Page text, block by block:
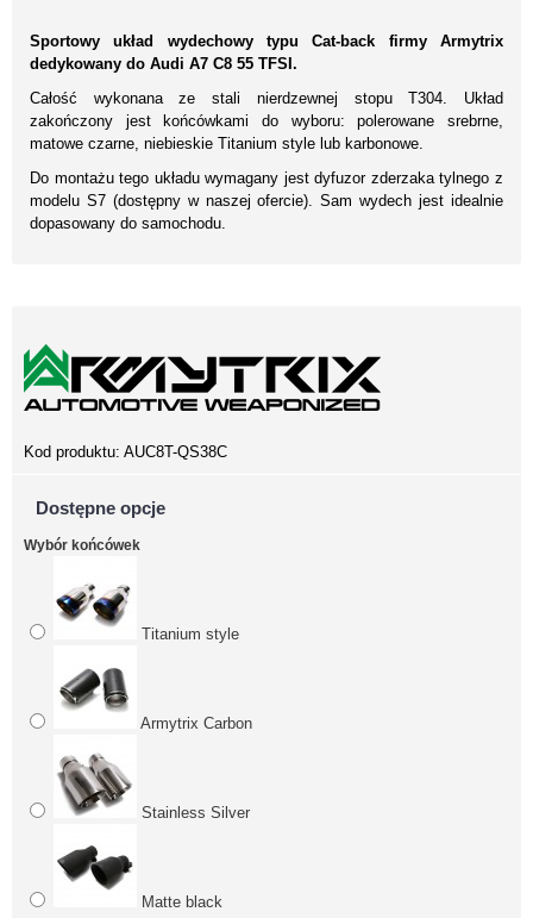
Sportowy układ wydechowy typu Cat-back firmy Armytrix
dedykowany do Audi A7 C8 55 TFSI.
Całość wykonana ze stali nierdzewnej stopu T304. Układ
zakończony jest końcówkami do wyboru: polerowane srebrne,
matowe czarne, niebieskie Titanium style lub karbonowe.
Do montażu tego układu wymagany jest dyfuzor zderzaka tylnego z
modelu S7 (dostępny w naszej ofercie). Sam wydech jest idealnie
dopasowany do samochodu.
Kod produktu: AUC8T-QS38C
Dostępne opcje
Wybór końcówek
Titanium style
Armytrix Carbon
Stainless Silver
Matte black